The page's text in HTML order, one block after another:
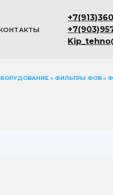
» ФИЛЬТРЫ ФОВ »